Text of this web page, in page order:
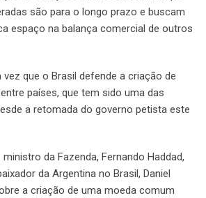
são para o longo prazo e buscam
espaço na balança comercial de outros
vez que o Brasil defende a criação de
países, que tem sido uma das
a retomada do governo petista este
da Fazenda, Fernando Haddad,
da Argentina no Brasil, Daniel
a criação de uma moeda comum